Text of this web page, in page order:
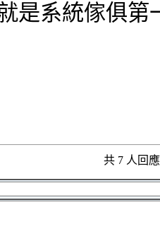
是系統傢俱第
共 7 人回